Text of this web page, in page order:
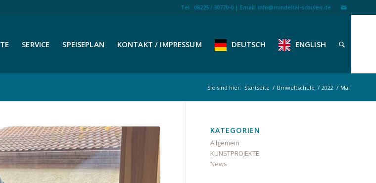
Tel.: 08225 / 30770-0 | Email: info@mindeltal-schulen.de
SERVICE SPEISEPLAN KONTAKT / IMPRESSUM DEUTSCH ENGLISH
Sie sind hier: Startseite / Umweltschule / 2022 / Mai
KATEGORIEN
Allgemein
KUNSTPROJEKTE
News